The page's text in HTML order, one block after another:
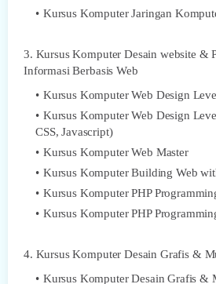
Kursus Komputer Jaringan
3. Kursus Komputer Desain website &
Informasi Berbasis Web
Kursus Komputer Web Design
Kursus Komputer Web Design
CSS, Javascript)
Kursus Komputer Web Master
Kursus Komputer Building Web
Kursus Komputer PHP
Kursus Komputer PHP
4. Kursus Komputer Desain Grafis &
Kursus Komputer Desain Grafis &